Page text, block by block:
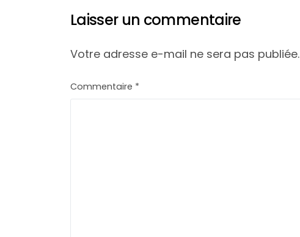
Laisser un commentaire
Votre adresse e-mail ne sera pas publiée.
Commentaire *